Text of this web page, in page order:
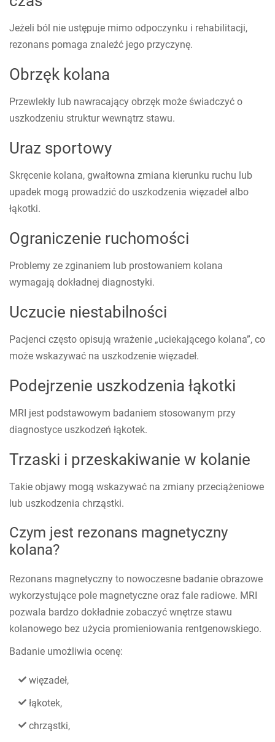
Jeżeli ból nie ustępuje mimo odpoczynku i rehabilitacji,
rezonans pomaga znaleźć jego przyczynę.
Obrzęk kolana
Przewlekły lub nawracający obrzęk może świadczyć o
uszkodzeniu struktur wewnątrz stawu.
Uraz sportowy
Skręcenie kolana, gwałtowna zmiana kierunku ruchu lub
upadek mogą prowadzić do uszkodzenia więzadeł albo
łąkotki.
Ograniczenie ruchomości
Problemy ze zginaniem lub prostowaniem kolana
wymagają dokładnej diagnostyki.
Uczucie niestabilności
Pacjenci często opisują wrażenie „uciekającego kolana”, co
może wskazywać na uszkodzenie więzadeł.
Podejrzenie uszkodzenia łąkotki
MRI jest podstawowym badaniem stosowanym przy
diagnostyce uszkodzeń łąkotek.
Trzaski i przeskakiwanie w kolanie
Takie objawy mogą wskazywać na zmiany przeciążeniowe
lub uszkodzenia chrząstki.
Czym jest rezonans magnetyczny
kolana?
Rezonans magnetyczny to nowoczesne badanie obrazowe
wykorzystujące pole magnetyczne oraz fale radiowe. MRI
pozwala bardzo dokładnie zobaczyć wnętrze stawu
kolanowego bez użycia promieniowania rentgenowskiego.
Badanie umożliwia ocenę:
więzadeł,
łąkotek,
chrząstki,